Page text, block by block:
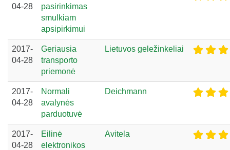
04-28
pasirinkimas
smulkiam
apsipirkimui
2017-
04-28
Geriausia
transporto
priemonė
Lietuvos geležinkeliai
2017-
04-28
Normali
avalynės
parduotuvė
Deichmann
2017-
04-28
Eilinė
elektronikos
Avitela